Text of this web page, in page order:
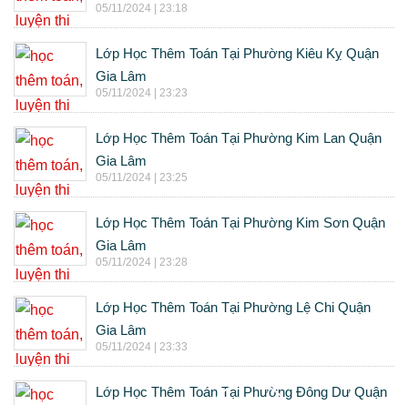
05/11/2024 | 23:18
Lớp Học Thêm Toán Tại Phường Kiêu Kỵ Quận
Gia Lâm
05/11/2024 | 23:23
Lớp Học Thêm Toán Tại Phường Kim Lan Quận
Gia Lâm
05/11/2024 | 23:25
Lớp Học Thêm Toán Tại Phường Kim Sơn Quận
Gia Lâm
05/11/2024 | 23:28
Lớp Học Thêm Toán Tại Phường Lệ Chi Quận
Gia Lâm
05/11/2024 | 23:33
Lớp Học Thêm Toán Tại Phường Đông Dư Quận